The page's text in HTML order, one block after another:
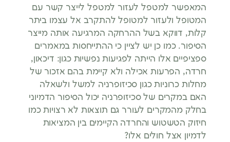
המאפשר למטפל לעזור למטפל לייצר קשר עם
המטופל ולעזור למטופל להתקרב אל עצמו ביתר
קלות, דווקא בשל ההרחקה המרגיעה אותה מייצר
הסיפור. כמו כן יש לציין כי ההתייחסות במאמרים
ספציפיים אלו הייתה לפגיעות נפשיות כגון: דיכאון,
חרדה, הפרעות אכילה ולא קיימת בהם אזכור של
מחלות כרוניות כגון סכיזופרניה למשל ולשאלה
האם במקרים של סכיזופרניה יכול הסיפור הדמיוני
בחלק מהמקרים לעורר גם תוצאות לא רצויות כמו
חיזוק הטשטוש והחרדה הקיימים בין המציאות
לדמיון אצל חולים אלו?